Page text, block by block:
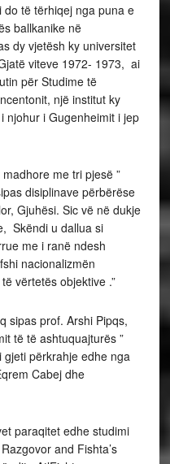
të tërhiqej nga puna e
ballkanike në
dy vjetësh ky universitet
viteve 1972- 1973, ai
për Studime të
një institut ky
njohur i Gugenheimit i jep
me tri pjesë ”
disiplinave përbërëse
Gjuhësi. Sic vë në dukje
Skëndi u dallua si
me i ranë ndesh
nacionalizmën
vërtetës objektive .”
sipas prof. Arshi Pipqs,
të të ashtuquajturës ”
gjeti përkrahje edhe nga
Cabej dhe
paraqitet edhe studimi
and Fishta’s